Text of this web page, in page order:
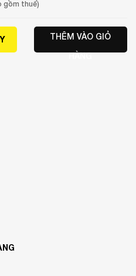
là:
gồm thuế)
75 SandalTHÊM VÀO GIỎ
HÀNG